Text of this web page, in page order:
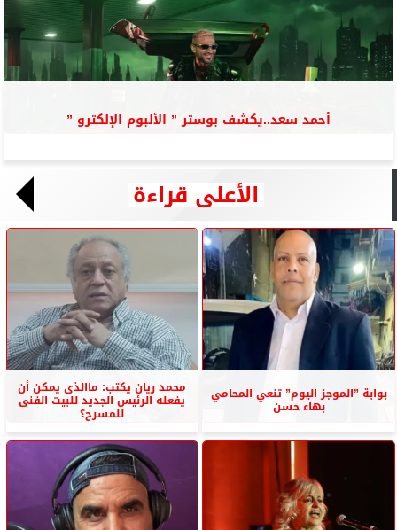
أحمد سعد..يكشف بوستر ” الألبوم الإلكترو ”
الأعلى قراءة
بوابة ”الموجز اليوم” تنعي المحامي
بهاء حسن
محمد ريان يكتب: ماالذى يمكن أن
يفعله الرئيس الجديد للبيت الفنى
للمسرح؟